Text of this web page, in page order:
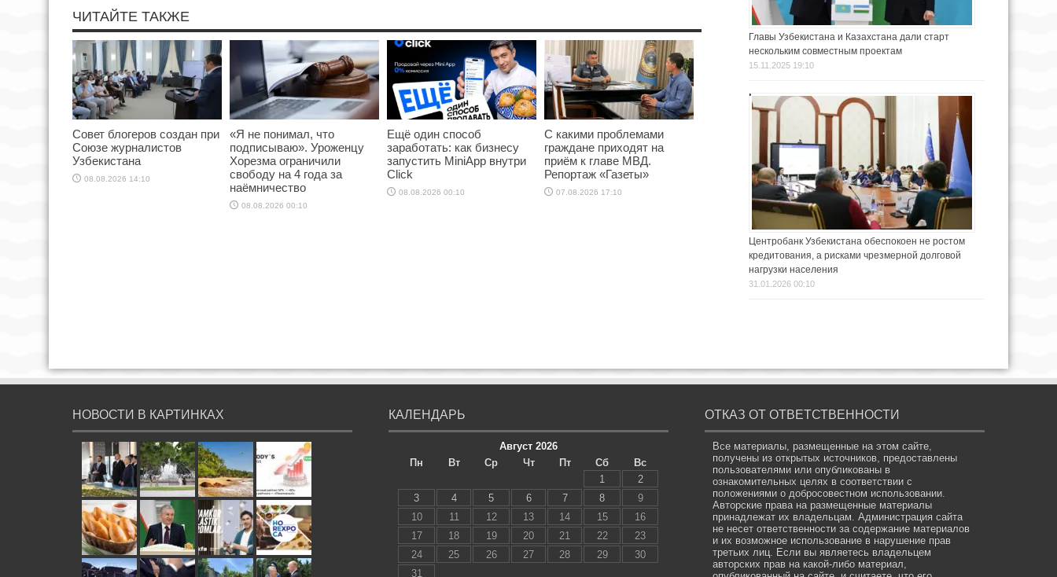
ЧИТАЙТЕ ТАКЖЕ
Совет блогеров создан при
Союзе журналистов
Узбекистана
08.08.2026 14:10
«Я не понимал, что
подписываю». Уроженцу
Хорезма ограничили
свободу на 4 года за
наёмничество
08.08.2026 00:10
Ещё один способ
заработать: как бизнесу
запустить MiniApp внутри
Click
08.08.2026 00:10
С какими проблемами
граждане приходят на
приём к главе МВД.
Репортаж «Газеты»
07.08.2026 17:10
Главы Узбекистана и Казахстана дали старт
нескольким совместным проектам
15.11.2025 19:10
Центробанк Узбекистана обеспокоен не ростом
кредитования, а рисками чрезмерной долговой
нагрузки населения
31.01.2026 00:10
НОВОСТИ В КАРТИНКАХ КАЛЕНДАРЬ
Август 2026
Пн
Вт Ср Чт Пт Сб
Вс
1
2
3
4 5 6 7 8
9
10
11 12 13 14 15
16
17
18 19 20 21 22
23
24
25 26 27 28 29
30
31
ОТКАЗ ОТ ОТВЕТСТВЕННОСТИ
Все материалы, размещенные на этом сайте,
получены из открытых источников, предоставлены
пользователями или опубликованы в
ознакомительных целях в соответствии с
положениями о добросовестном использовании.
Авторские права на размещенные материалы
принадлежат их владельцам. Администрация сайта
не несет ответственности за содержание материалов
и их возможное использование в нарушение прав
третьих лиц. Если вы являетесь владельцем
авторских прав на какой-либо материал,